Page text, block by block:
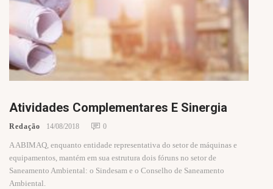
Atividades Complementares E Sinergia
Redação 14/08/2018 0
A ABIMAQ, enquanto entidade representativa do setor de máquinas e
equipamentos, mantém em sua estrutura dois fóruns no setor de
Saneamento Ambiental: o Sindesam e o Conselho de Saneamento
Ambiental.